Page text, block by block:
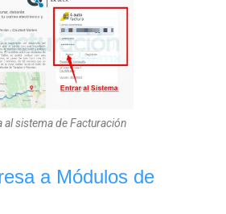
al sistema de Facturación
a Módulos de